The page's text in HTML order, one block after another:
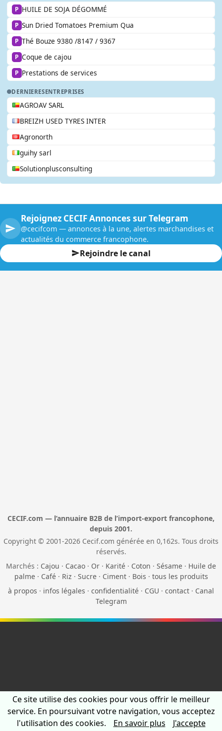
P HUILE DE SOJA DÉGOMMÉ
P Sun Dried Tomatoes Premium Qua
P Thé Bouze 9380 /8147 / 9367
P Coque de cajou
P Prestations de services
DERNIERESENTREPRISES
AGROAV SARL
BREIZH USED TYRES INTER
Agronorth
guihy sarl
Solutionplusconsulting
Rejoignez CECIF Annonces sur Telegram
@cecifcom — annonces à la une, alertes marchandises et
actualités du commerce francophone.
Rejoindre le canal
CECIF.com — l’annuaire B2B de l’import-export francophone,
depuis 2001.
Copyright © 2001-2026 Cecif.com générée en 0,162s. Tous droits
réservés.
Marchés : Cajou · Cacao · Or · Karité · Coton · Sésame · Huile de
palme· Café· Riz · Sucre· Ciment· Bois · tous les produits
à propos · infos légales · confidentialité · CGU · contact · Canal
Telegram
Ce site utilise des cookies pour vous offrir le meilleur
service. En poursuivant votre navigation, vous acceptez
l'utilisation des cookies.
En savoir plus J'accepte